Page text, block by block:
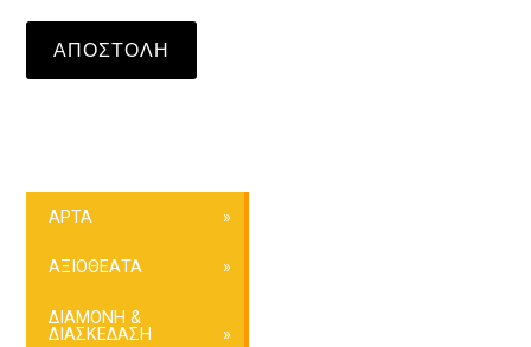
ΑΡΤΑ
ΑΞΙΟΘΕΑΤΑ
ΔΙΑΜΟΝΗ &
ΔΙΑΣΚΕΔΑΣΗ